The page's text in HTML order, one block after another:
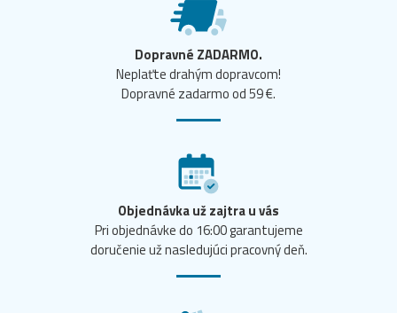
Dopravné ZADARMO.
Neplaťte drahým dopravcom!
Dopravné zadarmo od 59 €.
Objednávka už zajtra u vás
Pri objednávke do 16:00 garantujeme
doručenie už nasledujúci pracovný deň.